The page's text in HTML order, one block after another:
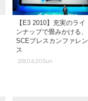
【E3 2010】充実のライ
ンナップで畳みかける、
SCEプレスカンファレン
ス
2010.6.20 Sun